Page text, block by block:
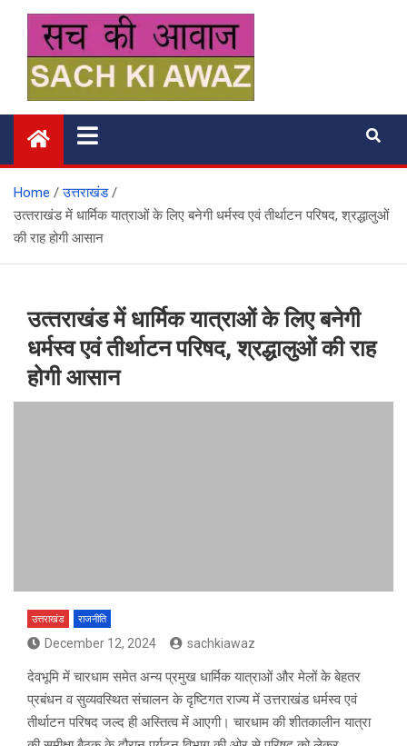
content
सच की आवाज
Home
उत्तराखंड
उत्‍तराखंड में धार्मिक यात्राओं के लिए बनेगी धर्मस्व एवं तीर्थाटन परिषद, श्रद्धालुओं
की रा‍ह होगी आसान
उत्‍तराखंड में धार्मिक यात्राओं के लिए बनेगी
धर्मस्व एवं तीर्थाटन परिषद, श्रद्धालुओं की रा‍ह
होगी आसान
उत्तराखंड राजनीति
December 12, 2024 sachkiawaz
देवभूमि में चारधाम समेत अन्य प्रमुख धार्मिक यात्राओं और मेलों के बेहतर
प्रबंधन व सुव्यवस्थित संचालन के दृष्टिगत राज्य में उत्तराखंड धर्मस्व एवं
तीर्थाटन परिषद जल्द ही अस्तित्व में आएगी। चारधाम की शीतकालीन यात्रा